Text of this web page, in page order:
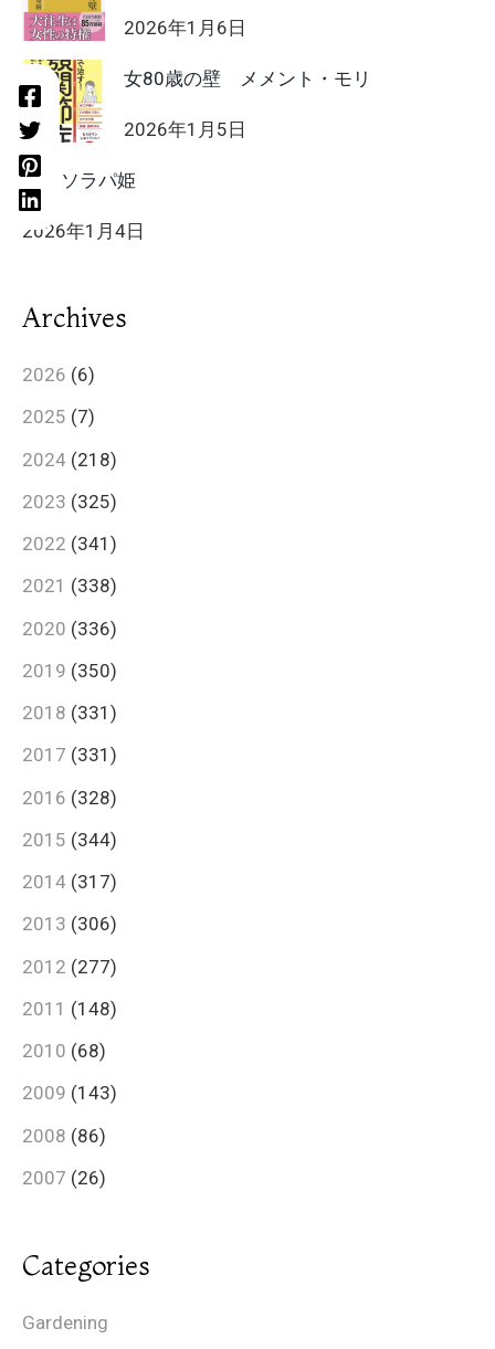
2026年1月6日
女80歳の壁 メメント・モリ
2026年1月5日
HIIT ソラパ姫
2026年1月4日
Archives
2026 (6)
2025 (7)
2024 (218)
2023 (325)
2022 (341)
2021 (338)
2020 (336)
2019 (350)
2018 (331)
2017 (331)
2016 (328)
2015 (344)
2014 (317)
2013 (306)
2012 (277)
2011 (148)
2010 (68)
2009 (143)
2008 (86)
2007 (26)
Categories
Gardening